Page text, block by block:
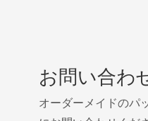
お問い合わ
オーダーメイドのパ